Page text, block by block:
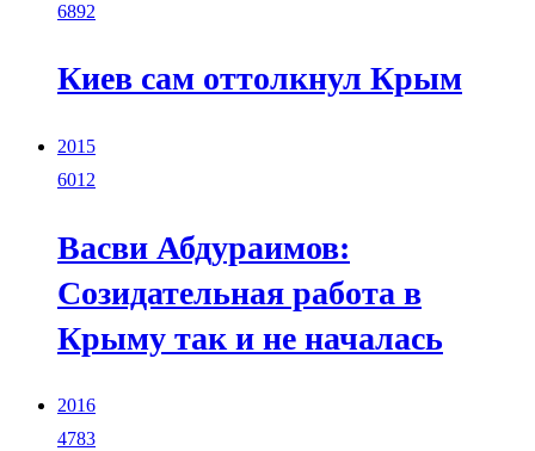
6892
Киев сам оттолкнул Крым
2015
6012
Васви Абдураимов:
Созидательная работа в
Крыму так и не началась
2016
4783